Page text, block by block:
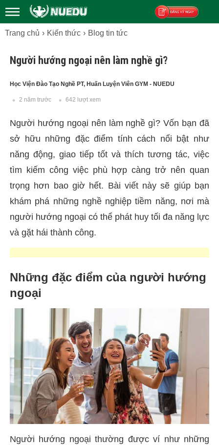
Trang chủ Kiến thức Blog tin tức
Người hướng ngoại nên làm nghề gì?
Học Viện Đào Tạo Nghề PT, Huấn Luyện Viên GYM - NUEDU
2 năm trước 642 lượt xem
Người hướng ngoại nên làm nghề gì? Vốn bạn đã
sở hữu những đặc điểm tính cách nổi bật như
năng động, giao tiếp tốt và thích tương tác, việc
tìm kiếm công việc phù hợp càng trở nên quan
trọng hơn bao giờ hết. Bài viết này sẽ giúp bạn
khám phá những nghề nghiệp tiềm năng, nơi mà
người hướng ngoại có thể phát huy tối đa năng lực
và gặt hái thành công.
Những đặc điểm của người hướng
ngoại
Người hướng ngoại thường được ví như những